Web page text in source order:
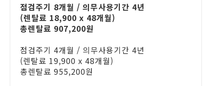
점검주기 8개월 / 의무사용기간 4년
(렌탈료 18,900 x 48개월)
총렌탈료 907,200원
점검주기 4개월 / 의무사용기간 4년
(렌탈료 19,900 x 48개월)
총렌탈료 955,200원